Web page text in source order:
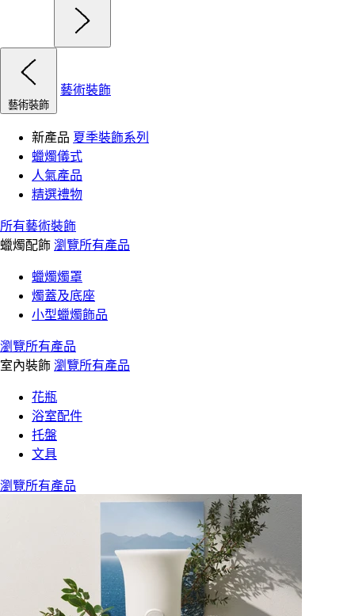
藝術裝飾
藝術裝飾
新產品 夏季裝飾系列
蠟燭儀式
人氣產品
精選禮物
所有藝術裝飾
蠟燭配飾 瀏覽所有產品
蠟燭燭罩
燭蓋及底座
小型蠟燭飾品
瀏覽所有產品
室內裝飾 瀏覽所有產品
花瓶
浴室配件
托盤
文具
瀏覽所有產品